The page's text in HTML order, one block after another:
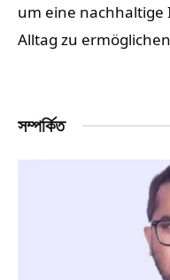
um eine
Alltag zu
সম্পর্কিত